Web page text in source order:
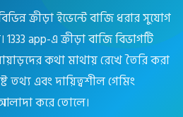
ক্রীড়া ইভেন্টে বাজি ধরার সুযোগ
app-এ ক্রীড়া বাজি বিভাগটি
কথা মাথায় রেখে তৈরি করা
তথ্য এবং দায়িত্বশীল গেমিং
আলাদা করে তোলে।